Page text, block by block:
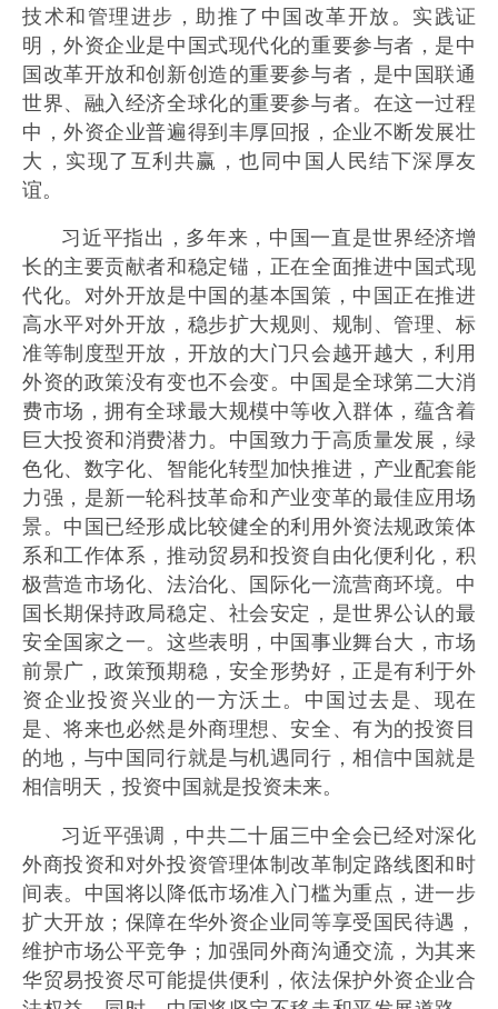
技术和管理进步，助推了中国改革开放。实践证
明，外资企业是中国式现代化的重要参与者，是中
国改革开放和创新创造的重要参与者，是中国联通
世界、融入经济全球化的重要参与者。在这一过程
中，外资企业普遍得到丰厚回报，企业不断发展壮
大，实现了互利共赢，也同中国人民结下深厚友
谊。
习近平指出，多年来，中国一直是世界经济增
长的主要贡献者和稳定锚，正在全面推进中国式现
代化。对外开放是中国的基本国策，中国正在推进
高水平对外开放，稳步扩大规则、规制、管理、标
准等制度型开放，开放的大门只会越开越大，利用
外资的政策没有变也不会变。中国是全球第二大消
费市场，拥有全球最大规模中等收入群体，蕴含着
巨大投资和消费潜力。中国致力于高质量发展，绿
色化、数字化、智能化转型加快推进，产业配套能
力强，是新一轮科技革命和产业变革的最佳应用场
景。中国已经形成比较健全的利用外资法规政策体
系和工作体系，推动贸易和投资自由化便利化，积
极营造市场化、法治化、国际化一流营商环境。中
国长期保持政局稳定、社会安定，是世界公认的最
安全国家之一。这些表明，中国事业舞台大，市场
前景广，政策预期稳，安全形势好，正是有利于外
资企业投资兴业的一方沃土。中国过去是、现在
是、将来也必然是外商理想、安全、有为的投资目
的地，与中国同行就是与机遇同行，相信中国就是
相信明天，投资中国就是投资未来。
习近平强调，中共二十届三中全会已经对深化
外商投资和对外投资管理体制改革制定路线图和时
间表。中国将以降低市场准入门槛为重点，进一步
扩大开放；保障在华外资企业同等享受国民待遇，
维护市场公平竞争；加强同外商沟通交流，为其来
华贸易投资尽可能提供便利，依法保护外资企业合